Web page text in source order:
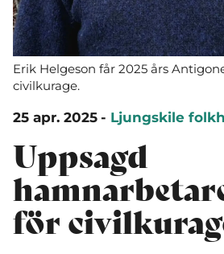
Erik Helgeson får 2025 års
civilkurage.
25 apr. 2025 - Ljungskile
Uppsagd
för